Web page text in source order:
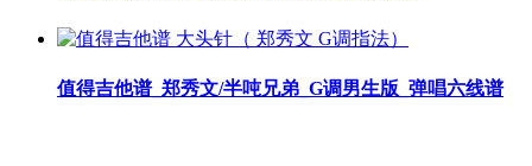
值得吉他谱_郑秀文/半吨兄弟_G调男生版_弹唱六线谱